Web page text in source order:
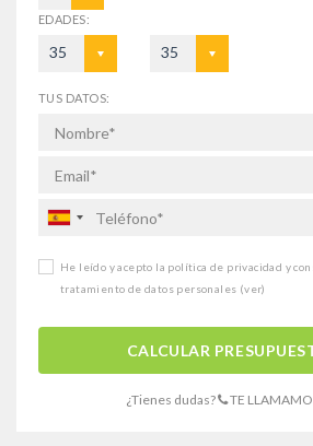
EDADES:
35 35
TUS DATOS:
He leído y acepto la política de privacidad y
tratamiento de datos personales (ver)
CALCULAR
¿Tienes dudas? TE